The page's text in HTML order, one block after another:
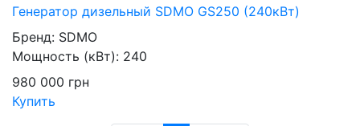
Генератор дизельный SDMO GS250 (240кВт)
Бренд: SDMO
Мощность (кВт): 240
980 000 грн
Купить